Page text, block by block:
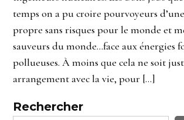
temps on a pu croire pourvoyeurs
propre sans risques pour le monde et
sauveurs du monde…face aux énergies
pollueuses. À moins que cela ne soit
arrangement avec la vie, pour […]
Rechercher